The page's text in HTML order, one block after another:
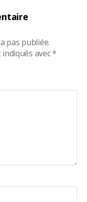
pas publiée.
avec*